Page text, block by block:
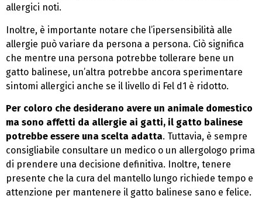
allergici noti.
Inoltre, è importante notare che l’ipersensibilità alle
allergie può variare da persona a persona. Ciò significa
che mentre una persona potrebbe tollerare bene un
gatto balinese, un’altra potrebbe ancora sperimentare
sintomi allergici anche se il livello di Fel d1 è ridotto.
Per coloro che desiderano avere un animale domestico
ma sono affetti da allergie ai gatti, il gatto balinese
potrebbe essere una scelta adatta. Tuttavia, è sempre
consigliabile consultare un medico o un allergologo prima
di prendere una decisione definitiva. Inoltre, tenere
presente che la cura del mantello lungo richiede tempo e
attenzione per mantenere il gatto balinese sano e felice.